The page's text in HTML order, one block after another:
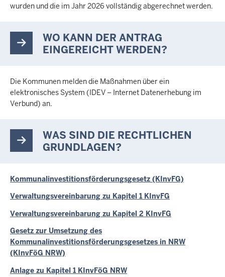
wurden und die im Jahr 2026 vollständig abgerechnet werden.
WO KANN DER ANTRAG
EINGEREICHT WERDEN?
Die Kommunen melden die Maßnahmen über ein
elektronisches System (IDEV – Internet Datenerhebung im
Verbund) an.
WAS SIND DIE RECHTLICHEN
GRUNDLAGEN?
Kommunalinvestitionsförderungsgesetz (KInvFG)
Verwaltungsvereinbarung zu Kapitel 1 KInvFG
Verwaltungsvereinbarung zu Kapitel 2 KInvFG
Gesetz zur Umsetzung des
Kommunalinvestitionsförderungsgesetzes in NRW
(KInvFöG NRW)
Anlage zu Kapitel 1 KInvFöG NRW